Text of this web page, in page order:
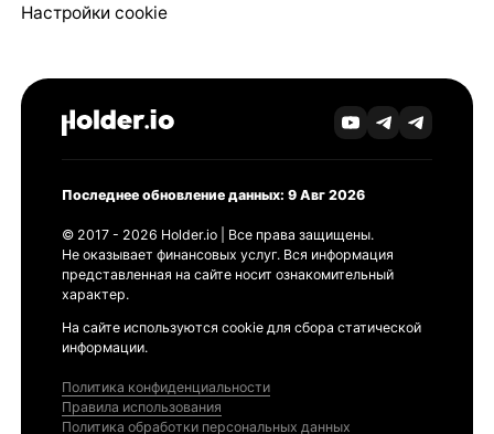
Настройки cookie
Последнее обновление данных: 9 Авг 2026
© 2017 - 2026 Holder.io | Все права защищены.
Не оказывает финансовых услуг. Вся информация
представленная на сайте носит ознакомительный
характер.
На сайте используются cookie для сбора статической
информации.
Политика конфиденциальности
Правила использования
Политика обработки персональных данных